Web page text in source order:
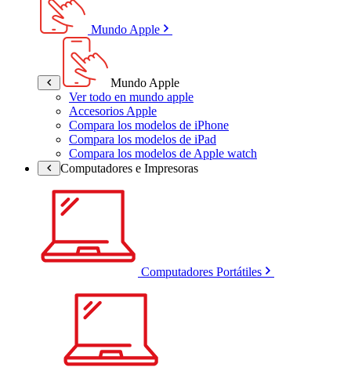
Mundo Apple
Mundo Apple
Ver todo en mundo apple
Accesorios Apple
Compara los modelos de iPhone
Compara los modelos de iPad
Compara los modelos de Apple watch
Computadores e Impresoras
Computadores Portátiles